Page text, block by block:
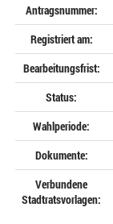
Antragsnummer:
Registriert am:
Bearbeitungsfrist:
Status:
Wahlperiode:
Dokumente:
Verbundene
Stadtratsvorlagen: